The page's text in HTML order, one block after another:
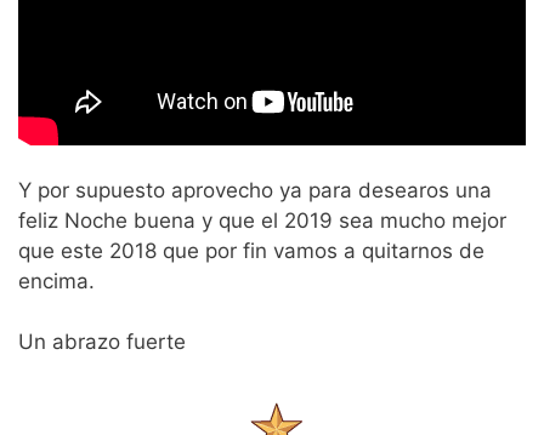
Y por supuesto aprovecho ya para desearos una
feliz Noche buena y que el 2019 sea mucho mejor
que este 2018 que por fin vamos a quitarnos de
encima.
Un abrazo fuerte